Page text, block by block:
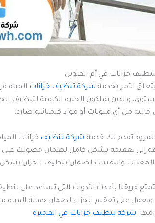
خزانات في أم القيوين
الأمر بخدمة شركة تنظيف خزانات المياه
والذين يملكون الخبرة الكافية لتنظيف
من أي ملوثات أو مواد كيميائية ضارة.
تقدم لك خدمة شركة تنظيف خزانات
إلى تعقيمه بشكل كامل لضمان حصولك على
والتقنيات لضمان تنظيف الخزان بشكل
فريقنا بأحدث الأدوات التي تساعد على
ونعمل على تعقيم الخزان لضمان حماية
شركة تنظيف خزانات في الفجيرة